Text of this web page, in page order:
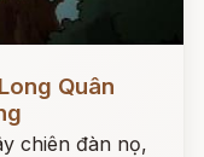
Quân
chiên đàn nọ,